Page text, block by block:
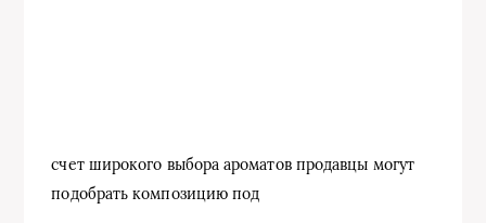
счет широкого выбора ароматов продавцы могут
подобрать композицию под